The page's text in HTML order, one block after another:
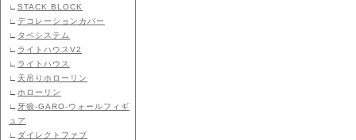
∟ STACK BLOCK
∟ デコレーションカバー
∟ タペシステム
∟ ライトハウスV2
∟ ライトハウス
∟ 天吊りホローリン
∟ ホローリン
∟ 牙狼-GARO-ウォールフィギ
ュア
∟ ダイレクトファブ